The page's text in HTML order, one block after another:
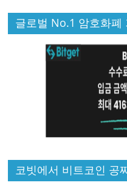
글로벌 No.1 암호화폐
코빗에서 비트코인 공